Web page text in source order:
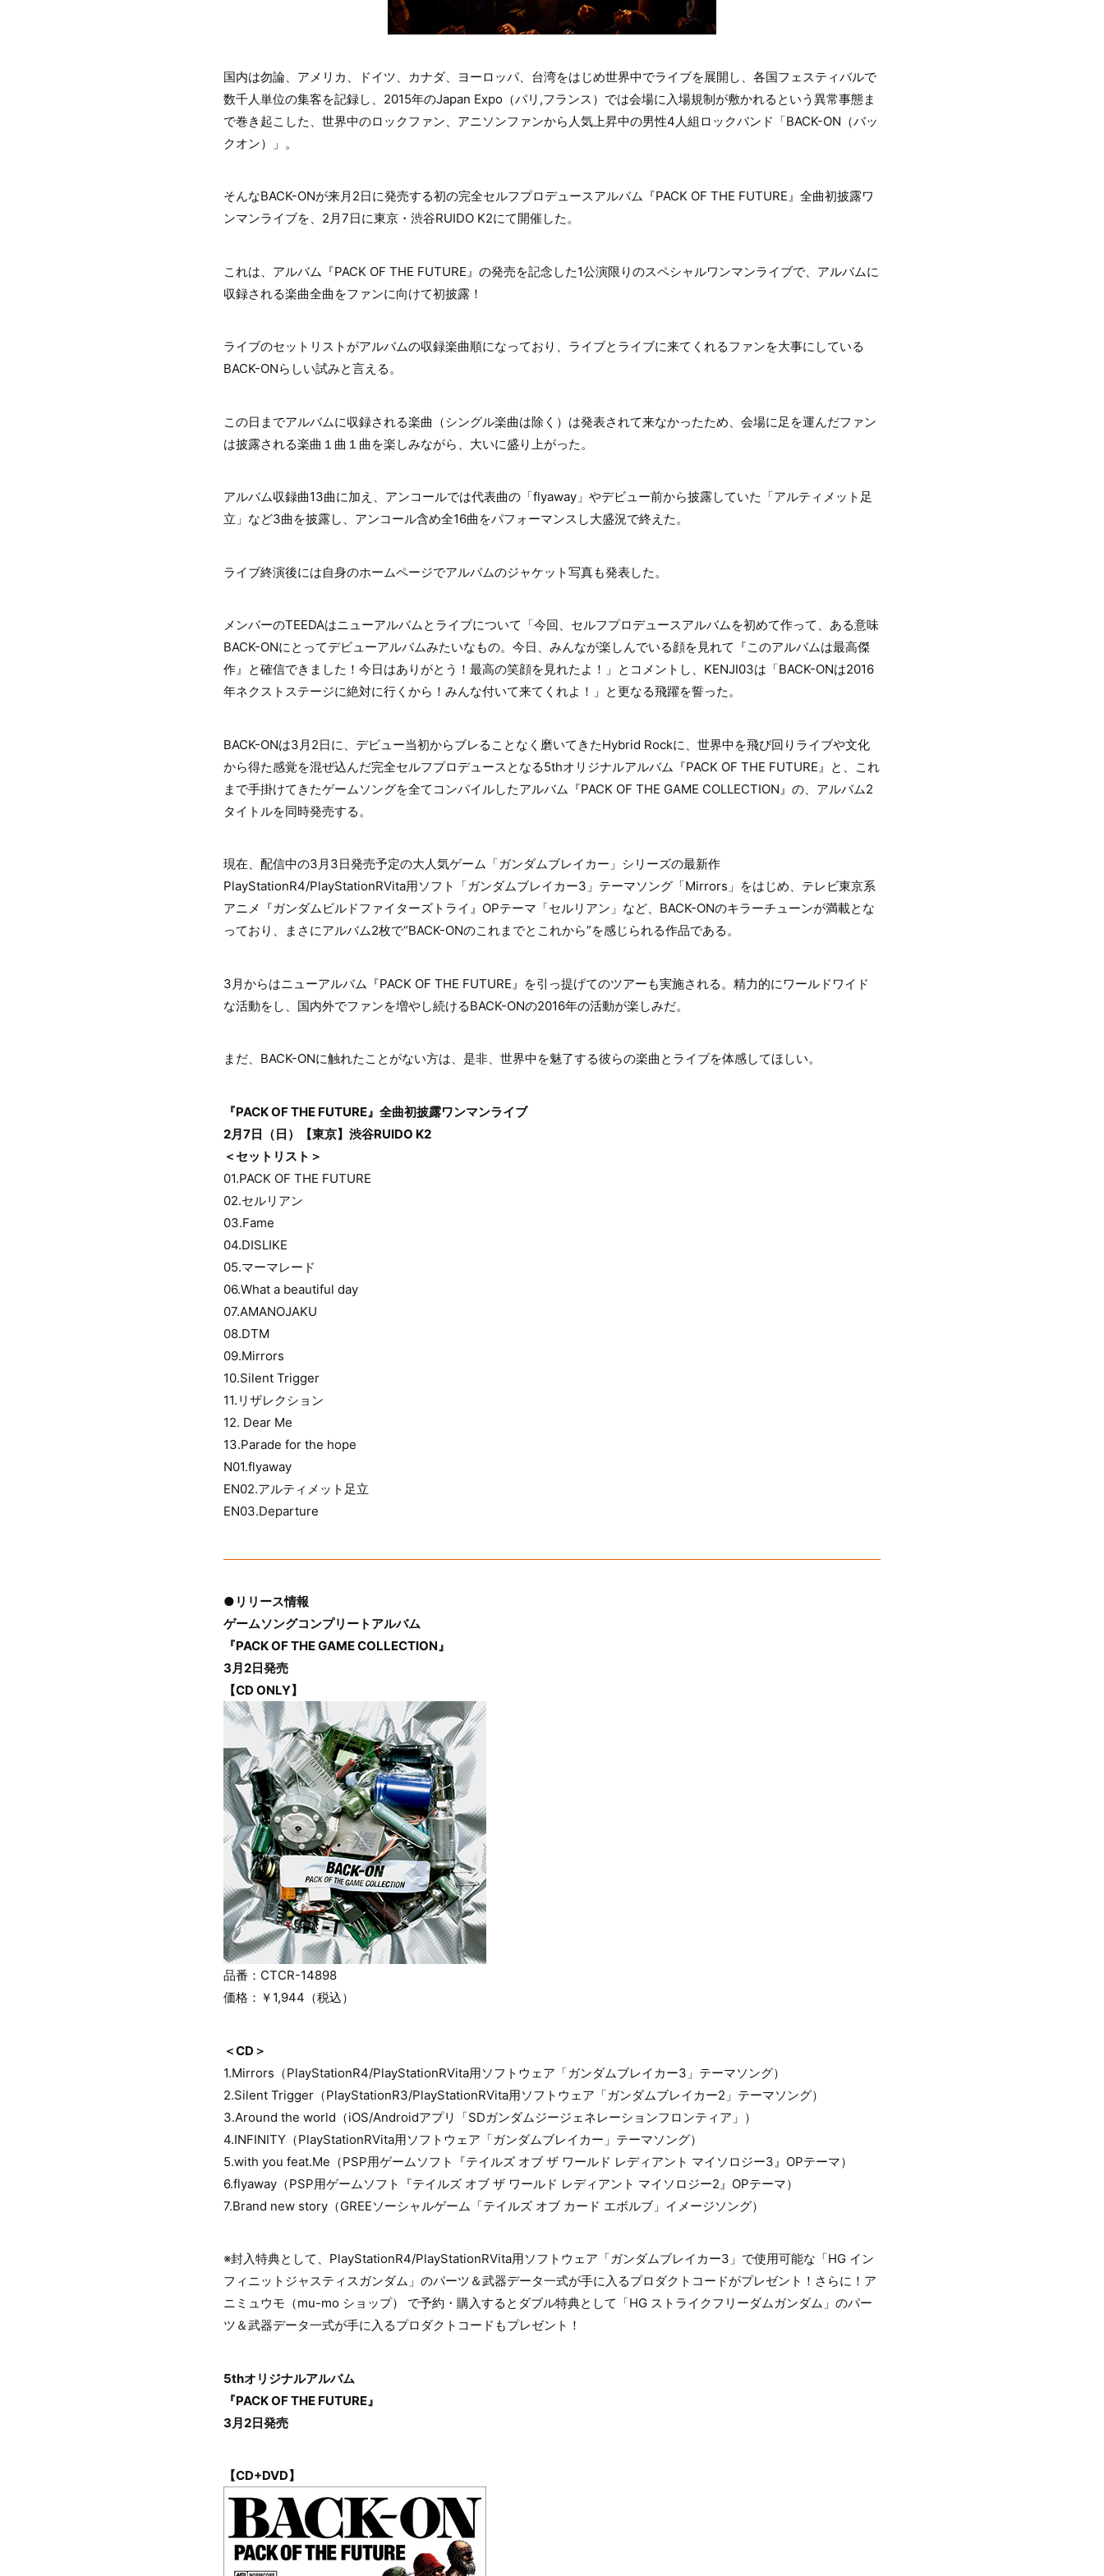
国内は勿論、アメリカ、ドイツ、カナダ、ヨーロッパ、台湾をはじめ世界中でライブを展開し、各国フェスティバルで
数千人単位の集客を記録し、2015年のJapan Expo（パリ,フランス）では会場に入場規制が敷かれるという異常事態ま
で巻き起こした、世界中のロックファン、アニソンファンから人気上昇中の男性4人組ロックバンド「BACK-ON（バッ
クオン）」。
そんなBACK-ONが来月2日に発売する初の完全セルフプロデュースアルバム『PACK OF THE FUTURE』全曲初披露ワ
ンマンライブを、2月7日に東京・渋谷RUIDO K2にて開催した。
これは、アルバム『PACK OF THE FUTURE』の発売を記念した1公演限りのスペシャルワンマンライブで、アルバムに
収録される楽曲全曲をファンに向けて初披露！
ライブのセットリストがアルバムの収録楽曲順になっており、ライブとライブに来てくれるファンを大事にしている
BACK-ONらしい試みと言える。
この日までアルバムに収録される楽曲（シングル楽曲は除く）は発表されて来なかったため、会場に足を運んだファン
は披露される楽曲１曲１曲を楽しみながら、大いに盛り上がった。
アルバム収録曲13曲に加え、アンコールでは代表曲の「flyaway」やデビュー前から披露していた「アルティメット足
立」など3曲を披露し、アンコール含め全16曲をパフォーマンスし大盛況で終えた。
ライブ終演後には自身のホームページでアルバムのジャケット写真も発表した。
メンバーのTEEDAはニューアルバムとライブについて「今回、セルフプロデュースアルバムを初めて作って、ある意味
BACK-ONにとってデビューアルバムみたいなもの。今日、みんなが楽しんでいる顔を見れて『このアルバムは最高傑
作』と確信できました！今日はありがとう！最高の笑顔を見れたよ！」とコメントし、KENJI03は「BACK-ONは2016
年ネクストステージに絶対に行くから！みんな付いて来てくれよ！」と更なる飛躍を誓った。
BACK-ONは3月2日に、デビュー当初からブレることなく磨いてきたHybrid Rockに、世界中を飛び回りライブや文化
から得た感覚を混ぜ込んだ完全セルフプロデュースとなる5thオリジナルアルバム『PACK OF THE FUTURE』と、これ
まで手掛けてきたゲームソングを全てコンパイルしたアルバム『PACK OF THE GAME COLLECTION』の、アルバム2
タイトルを同時発売する。
現在、配信中の3月3日発売予定の大人気ゲーム「ガンダムブレイカー」シリーズの最新作
PlayStationR4/PlayStationRVita用ソフト「ガンダムブレイカー3」テーマソング「Mirrors」をはじめ、テレビ東京系
アニメ『ガンダムビルドファイターズトライ』OPテーマ「セルリアン」など、BACK-ONのキラーチューンが満載とな
っており、まさにアルバム2枚で“BACK-ONのこれまでとこれから”を感じられる作品である。
3月からはニューアルバム『PACK OF THE FUTURE』を引っ提げてのツアーも実施される。精力的にワールドワイド
な活動をし、国内外でファンを増やし続けるBACK-ONの2016年の活動が楽しみだ。
まだ、BACK-ONに触れたことがない方は、是非、世界中を魅了する彼らの楽曲とライブを体感してほしい。
『PACK OF THE FUTURE』全曲初披露ワンマンライブ
2月7日（日）【東京】渋谷RUIDO K2
＜セットリスト＞
01.PACK OF THE FUTURE
02.セルリアン
03.Fame
04.DISLIKE
05.マーマレード
06.What a beautiful day
07.AMANOJAKU
08.DTM
09.Mirrors
10.Silent Trigger
11.リザレクション
12. Dear Me
13.Parade for the hope
N01.flyaway
EN02.アルティメット足立
EN03.Departure
●リリース情報
ゲームソングコンプリートアルバム
『PACK OF THE GAME COLLECTION』
3月2日発売
【CD ONLY】
品番：CTCR-14898
価格：￥1,944（税込）
＜CD＞
1.Mirrors（PlayStationR4/PlayStationRVita用ソフトウェア「ガンダムブレイカー3」テーマソング）
2.Silent Trigger（PlayStationR3/PlayStationRVita用ソフトウェア「ガンダムブレイカー2」テーマソング）
3.Around the world（iOS/Androidアプリ「SDガンダムジージェネレーションフロンティア」）
4.INFINITY（PlayStationRVita用ソフトウェア「ガンダムブレイカー」テーマソング）
5.with you feat.Me（PSP用ゲームソフト『テイルズ オブ ザ ワールド レディアント マイソロジー3』OPテーマ）
6.flyaway（PSP用ゲームソフト『テイルズ オブ ザ ワールド レディアント マイソロジー2』OPテーマ）
7.Brand new story（GREEソーシャルゲーム「テイルズ オブ カード エボルブ」イメージソング）
※封入特典として、PlayStationR4/PlayStationRVita用ソフトウェア「ガンダムブレイカー3」で使用可能な「HG イン
フィニットジャスティスガンダム」のパーツ＆武器データ一式が手に入るプロダクトコードがプレゼント！さらに！ア
ニミュウモ（mu-mo ショップ） で予約・購入するとダブル特典として「HG ストライクフリーダムガンダム」のパー
ツ＆武器データ一式が手に入るプロダクトコードもプレゼント！
5thオリジナルアルバム
『PACK OF THE FUTURE』
3月2日発売
【CD+DVD】